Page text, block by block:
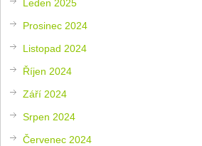
Leden 2025
Prosinec 2024
Listopad 2024
Říjen 2024
Září 2024
Srpen 2024
Červenec 2024